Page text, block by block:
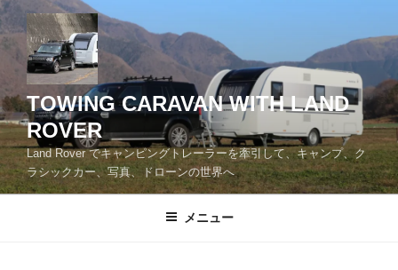
コ
ン
テ
ツ
へ
ス
キ
ッ
TOWING CARAVAN WITH LAND
ROVER
Land Rover でキャンピングトレーラーを牽引して、キャンプ、ク
ラシックカー、写真、ドローンの世界へ
メニュー